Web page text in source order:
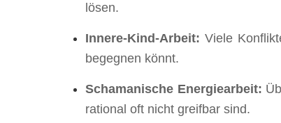
lösen.
Innere-Kind-Arbeit: Viele
begegnen könnt.
Schamanische Energiearbeit:
rational oft nicht greifbar sind.